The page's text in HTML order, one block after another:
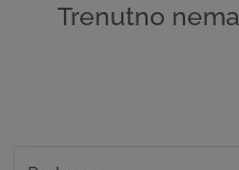
Trenutno